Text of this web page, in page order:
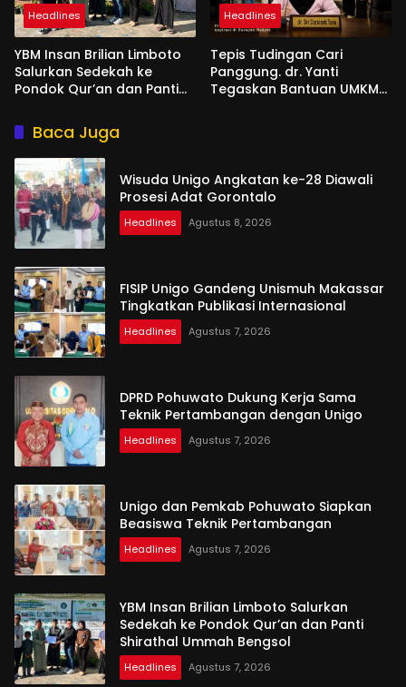
Headlines
YBM Insan Brilian Limboto
Salurkan Sedekah ke
Pondok Qur’an dan Panti
Headlines
Tepis Tudingan Cari
Panggung. dr. Yanti
Tegaskan Bantuan UMKM
Baca Juga
Wisuda Unigo Angkatan ke-28 Diawali
Prosesi Adat Gorontalo
Headlines Agustus 8, 2026
FISIP Unigo Gandeng Unismuh Makassar
Tingkatkan Publikasi Internasional
Headlines Agustus 7, 2026
DPRD Pohuwato Dukung Kerja Sama
Teknik Pertambangan dengan Unigo
Headlines Agustus 7, 2026
Unigo dan Pemkab Pohuwato Siapkan
Beasiswa Teknik Pertambangan
Headlines Agustus 7, 2026
YBM Insan Brilian Limboto Salurkan
Sedekah ke Pondok Qur’an dan Panti
Shirathal Ummah Bengsol
Headlines Agustus 7, 2026